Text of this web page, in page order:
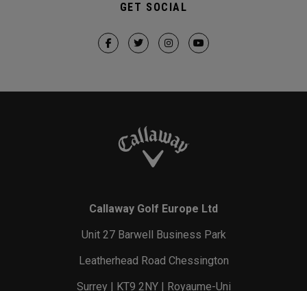
GET SOCIAL
Callaway Golf Europe Ltd
Unit 27 Barwell Business Park
Leatherhead Road Chessington
Surrey | KT9 2NY | Royaume-Uni